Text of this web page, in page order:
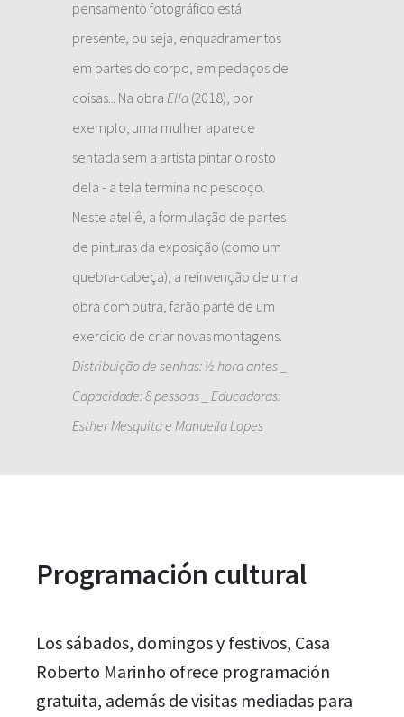
pensamento fotográfico está
presente, ou seja, enquadramentos
em partes do corpo, em pedaços de
coisas... Na obra Ella(2018), por
exemplo, uma mulher aparece
sentada sem a artista pintar o rosto
dela - a tela termina no pescoço.
Neste ateliê, a formulação de partes
de pinturas da exposição (como um
quebra-cabeça), a reinvenção de uma
obra com outra, farão parte de um
exercício de criar novas montagens.
Distribuição de senhas: ½ hora antes _
Capacidade: 8 pessoas _ Educadoras:
Esther Mesquita e Manuella Lopes
Programación cultural
Los sábados, domingos y festivos, Casa
Roberto Marinho ofrece programación
gratuita, además de visitas mediadas para